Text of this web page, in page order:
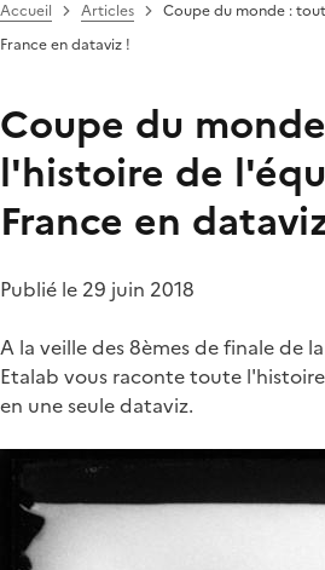
Accueil Articles
Coupe du monde :
France en dataviz !
Coupe du
l'histoire de
France en
Publié le 29 juin 2018
A la veille des 8èmes de finale de
Etalab vous raconte toute
en une seule dataviz.